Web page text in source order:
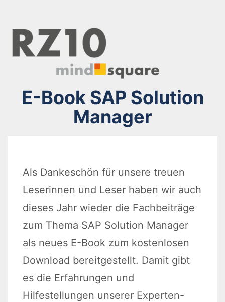
E-Book SAP Solution
Manager
Als Dankeschön für unsere treuen
Leserinnen und Leser haben wir auch
dieses Jahr wieder die Fachbeiträge
zum Thema SAP Solution Manager
als neues E-Book zum kostenlosen
Download bereitgestellt. Damit gibt
es die Erfahrungen und
Hilfestellungen unserer Experten-